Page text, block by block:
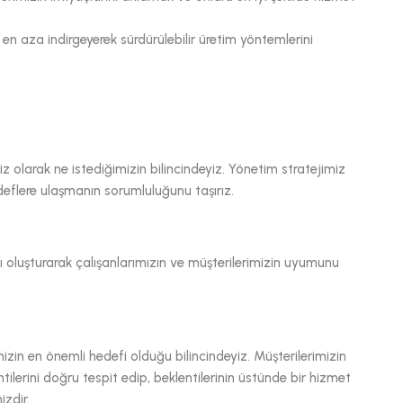
aza indirgeyerek sürdürülebilir üretim yöntemlerini
olarak ne istediğimizin bilincindeyiz. Yönetim stratejimiz
ulaşmanın sorumluluğunu taşırız.
çalışanlarımızın ve müşterilerimizin uyumunu
en önemli hedefi olduğu bilincindeyiz. Müşterilerimizin
doğru tespit edip, beklentilerinin üstünde bir hizmet